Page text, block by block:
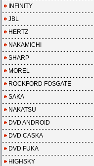
INFINITY
JBL
HERTZ
NAKAMICHI
SHARP
MOREL
ROCKFORD FOSGATE
SAKA
NAKATSU
DVD ANDROID
DVD CASKA
DVD FUKA
HIGHSKY